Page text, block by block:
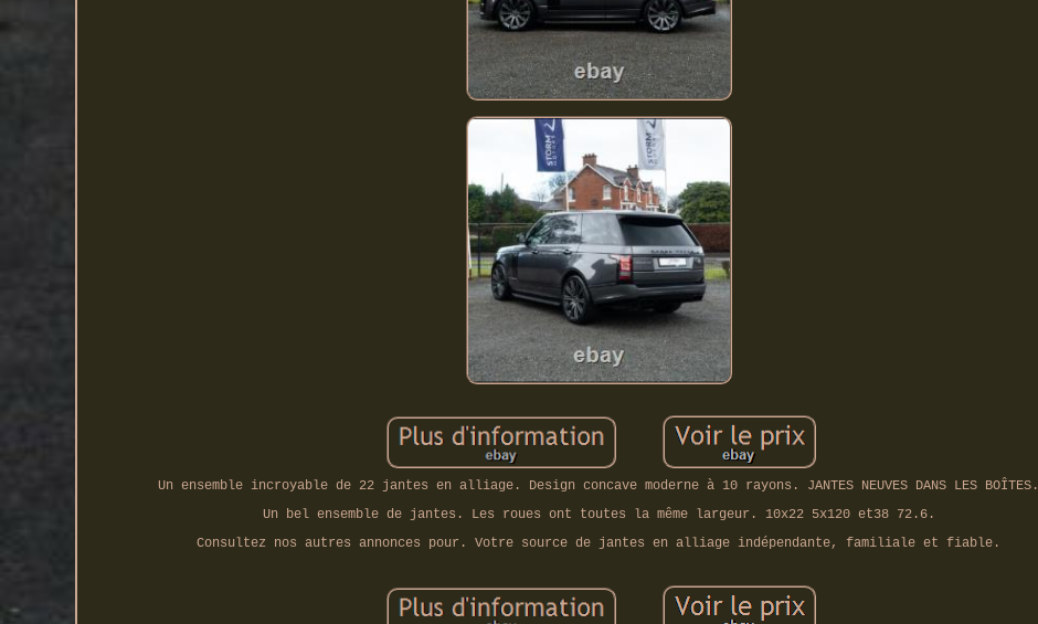
Un ensemble incroyable de 22 jantes en alliage. Design concave moderne à 10 rayons. JANTES NEUVES DANS LES BOÎTES.
Un bel ensemble de jantes. Les roues ont toutes la même largeur. 10x22 5x120 et38 72.6.
Consultez nos autres annonces pour. Votre source de jantes en alliage indépendante, familiale et fiable.